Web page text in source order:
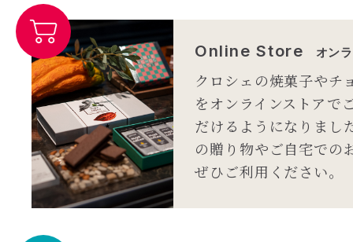
Online Store オン
クロシェの焼菓子やチ
をオンラインストアで
だけるようになりまし
の贈り物やご自宅での
ぜひご利用ください。